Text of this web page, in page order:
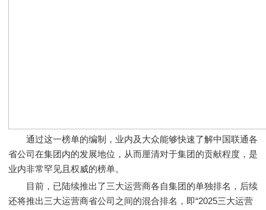
通过这一榜单的编制，业内及大众能够快速了解中国联通各
省公司在集团内的发展地位，从而厘清对于集团的贡献程度，是
业内非常罕见且权威的榜单。
目前，已陆续推出了三大运营商各自集团的单独排名，后续
还将推出三大运营商省公司之间的混合排名，即“2025三大运营